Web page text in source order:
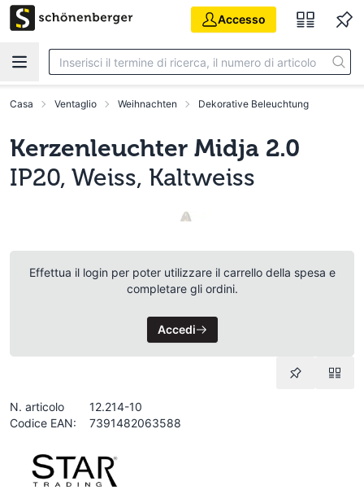
Vai al contenuto principale
Accesso
Casa Ventaglio Weihnachten Dekorative Beleuchtung
Kerzenleuchter Midja 2.0
IP20, Weiss, Kaltweiss
Effettua il login per poter utilizzare il carrello della spesa e
completare gli ordini.
Accedi
N. articolo
12.214-10
Codice EAN:
7391482063588